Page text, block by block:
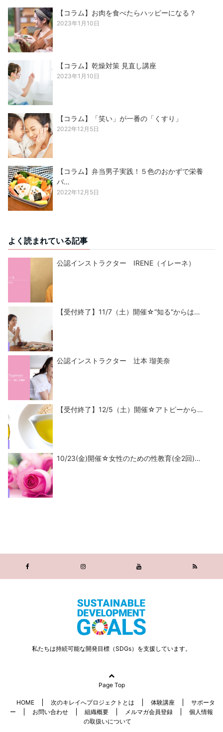
【コラム】お肉を食べたらハッピーになる？
2023年1月10日
【コラム】乾燥対策 見直し講座
2023年1月10日
【コラム】「笑い」が一番の「くすり」
2022年12月5日
【コラム】弁当男子実践！５色のおかずで栄養
バ…
2022年12月5日
よく読まれている記事
公認インストラクター IRENE（イレーネ）
【受付終了】11/7（土）開催☆“知る“からは…
公認インストラクター 辻本 瑠美奈
【受付終了】12/5（土）開催☆アトピーから…
10/23(金)開催☆女性のための性教育(全2回)…
私たちは持続可能な開発目標（SDGs）を支援しています。
Page Top
HOME 次のキレイへプロジェクトとは 体験講座
サポータ
ー
お問い合わせ 組織概要 メルマガ会員登録
個人情報
の取扱いについて